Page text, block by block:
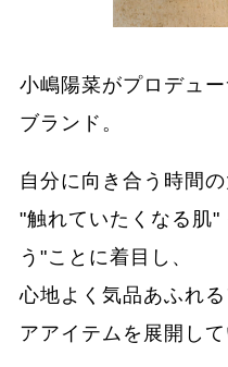
小嶋陽菜がプロデュ
ブランド。
自分に向き合う時間
"触れていたくなる肌
う"ことに着目し、
心地よく気品あふれ
アアイテムを展開して